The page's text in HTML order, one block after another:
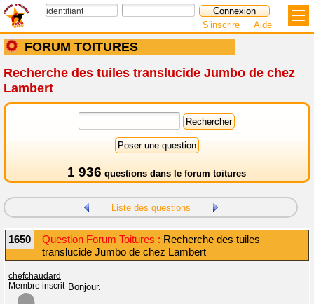
FORUM TOITURES
S'inscrire Aide
Recherche des tuiles translucide Jumbo de chez
Lambert
1 936 questions dans le forum toitures
Liste des questions
1650 Question Forum Toitures : Recherche des tuiles
translucide Jumbo de chez Lambert
chefchaudard
Membre inscrit Bonjour.